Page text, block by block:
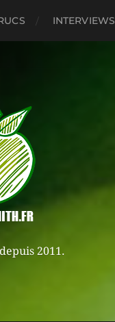
INTERVIEWS
2011.